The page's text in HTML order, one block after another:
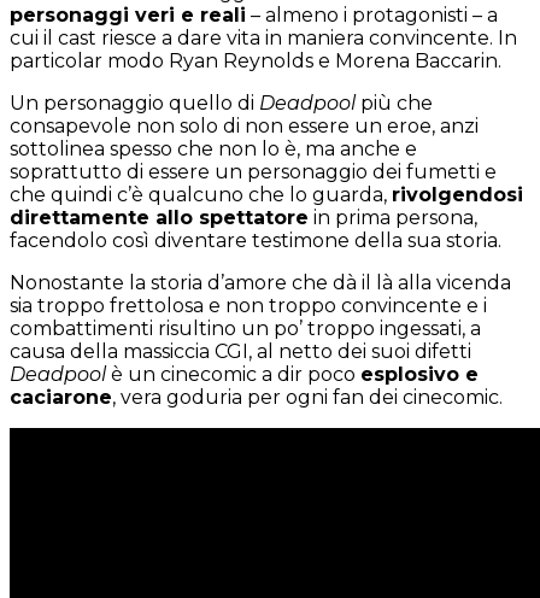
personaggi veri e reali – almeno i protagonisti – a
cui il cast riesce a dare vita in maniera convincente. In
particolar modo Ryan Reynolds e Morena Baccarin.
Un personaggio quello di Deadpool più che
consapevole non solo di non essere un eroe, anzi
sottolinea spesso che non lo è, ma anche e
soprattutto di essere un personaggio dei fumetti e
che quindi c’è qualcuno che lo guarda, rivolgendosi
direttamente allo spettatore in prima persona,
facendolo così diventare testimone della sua storia.
Nonostante la storia d’amore che dà il là alla vicenda
sia troppo frettolosa e non troppo convincente e i
combattimenti risultino un po’ troppo ingessati, a
causa della massiccia CGI, al netto dei suoi difetti
Deadpool è un cinecomic a dir poco esplosivo e
caciarone, vera goduria per ogni fan dei cinecomic.